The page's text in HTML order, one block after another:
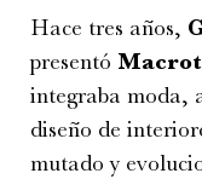
Hace tres años,
presentó
integraba moda,
diseño de
mutado y